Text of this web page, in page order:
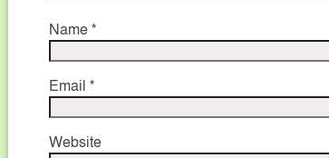
Name*
Email *
Website